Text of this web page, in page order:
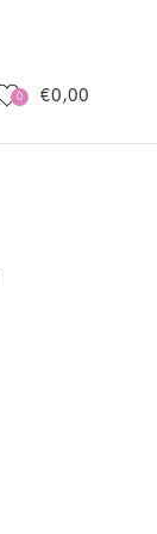
0 €0,00